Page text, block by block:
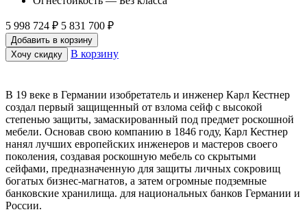
5 998 724 ₽ 5 831 700 ₽
Добавить в корзину
Хочу скидку
В корзину
В 19 веке в Германии изобретатель и инженер Карл Кестнер
создал первый защищенный от взлома сейф с высокой
степенью защиты, замаскированный под предмет роскошной
мебели. Основав свою компанию в 1846 году, Карл Кестнер
нанял лучших европейских инженеров и мастеров своего
поколения, создавая роскошную мебель со скрытыми
сейфами, предназначенную для защиты личных сокровищ
богатых бизнес-магнатов, а затем огромные подземные
банковские хранилища. для национальных банков Германии и
России.